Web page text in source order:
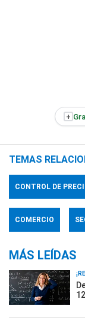
+
TEMAS
CONTROL DE
COMERCIO
MÁS LEÍDAS